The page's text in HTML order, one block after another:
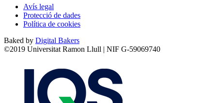
Avís legal
Protecció de dades
Política de cookies
Baked by Digital Bakers
©2019 Universitat Ramon Llull | NIF G-59069740